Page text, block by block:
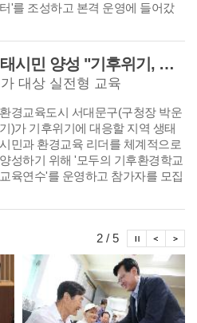
터'를 조성하고 본격 운영에 들어갔
서대문구, 골목골목 생태시민 양성 "기후위기, 마을에서 답 찾는다"
대상 실전형 교육
환경교육도시 서대문구(구청장 박운
기)가 기후위기에 대응할 지역 생태
시민과 환경교육 리더를 체계적으로
양성하기 위해 '모두의 기후환경학교
교육연수'를 운영하고 참가자를 모집
2 / 5 시
시정뉴